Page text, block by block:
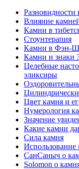
Разновидности
Влияние
Камни в
Стоунтерапия
Камни в Фэн-
Камни и знаки
Целебные
эликсиры
Цвет камня и
Нумерология
Значение
Какие камни
Cила камня
Использование
СанСаныч о
Solomon о